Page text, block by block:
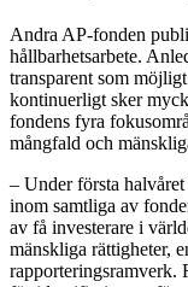
Andra AP-fonden
hållbarhetsarbete.
transparent som
kontinuerligt sker
fondens fyra
mångfald och
– Under första
inom samtliga av
av få investerare i
mänskliga rättigheter,
rapporteringsramverk.